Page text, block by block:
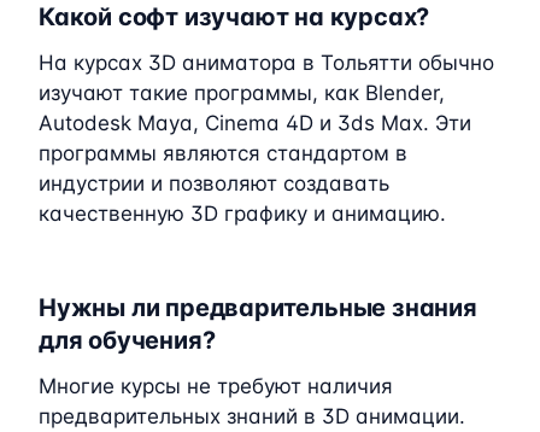
Какой софт изучают на курсах?
На курсах 3D аниматора в Тольятти обычно
изучают такие программы, как Blender,
Autodesk Maya, Cinema 4D и 3ds Max. Эти
программы являются стандартом в
индустрии и позволяют создавать
качественную 3D графику и анимацию.
Нужны ли предварительные знания
для обучения?
Многие курсы не требуют наличия
предварительных знаний в 3D анимации.